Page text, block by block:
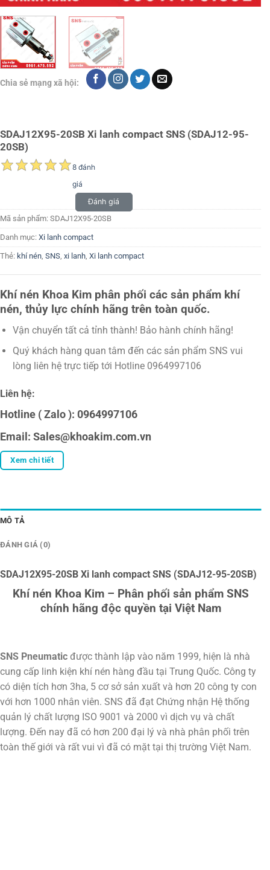
Chia sẻ mạng xã hội:
SDAJ12X95-20SB Xi lanh compact SNS (SDAJ12-95-
20SB)
8 đánh
giá
Đánh giá
Mã sản phẩm: SDAJ12X95-20SB
Danh mục: Xi lanh compact
Thẻ: khí nén, SNS, xi lanh, Xi lanh compact
Khí nén Khoa Kim phân phối các sản phẩm khí
nén, thủy lực chính hãng trên toàn quốc.
Vận chuyển tất cả tỉnh thành! Bảo hành chính hãng!
Quý khách hàng quan tâm đến các sản phẩm SNS vui
lòng liên hệ trực tiếp tới Hotline 0964997106
Liên hệ:
Hotline ( Zalo ): 0964997106
Email: Sales@khoakim.com.vn
Xem chi tiết
MÔ TẢ
ĐÁNH GIÁ (0)
SDAJ12X95-20SB Xi lanh compact SNS (SDAJ12-95-20SB)
Khí nén Khoa Kim – Phân phối sản phẩm SNS
chính hãng độc quyền tại Việt Nam
SNS Pneumatic được thành lập vào năm 1999, hiện là nhà
cung cấp linh kiện khí nén hàng đầu tại Trung Quốc. Công ty
có diện tích hơn 3ha, 5 cơ sở sản xuất và hơn 20 công ty con
với hơn 1000 nhân viên. SNS đã đạt Chứng nhận Hệ thống
quản lý chất lượng ISO 9001 và 2000 vì dịch vụ và chất
lượng. Đến nay đã có hơn 200 đại lý và nhà phân phối trên
toàn thế giới và rất vui vì đã có mặt tại thị trường Việt Nam.